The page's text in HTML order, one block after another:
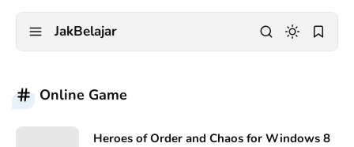
JakBelajar
Online Game
Heroes of Order and Chaos for Windows 8